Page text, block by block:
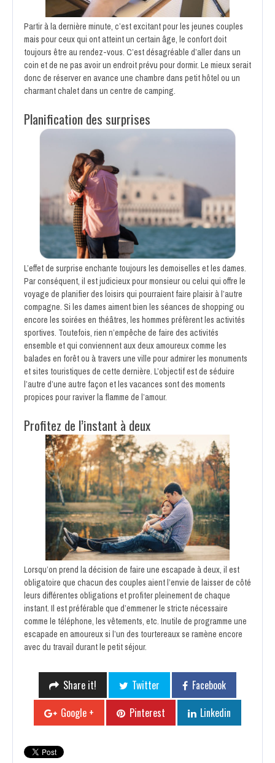
Partir à la dernière minute, c’est excitant pour les jeunes couples
mais pour ceux qui ont atteint un certain âge, le confort doit
toujours être au rendez-vous. C’est désagréable d’aller dans un
coin et de ne pas avoir un endroit prévu pour dormir. Le mieux serait
donc de réserver en avance une chambre dans petit hôtel ou un
charmant chalet dans un centre de camping.
Planification des surprises
L’effet de surprise enchante toujours les demoiselles et les dames.
Par conséquent, il est judicieux pour monsieur ou celui qui offre le
voyage de planifier des loisirs qui pourraient faire plaisir à l’autre
compagne. Si les dames aiment bien les séances de shopping ou
encore les soirées en théâtres, les hommes préfèrent les activités
sportives. Toutefois, rien n’empêche de faire des activités
ensemble et qui conviennent aux deux amoureux comme les
balades en forêt ou à travers une ville pour admirer les monuments
et sites touristiques de cette dernière. L’objectif est de séduire
l’autre d’une autre façon et les vacances sont des moments
propices pour raviver la flamme de l’amour.
Profitez de l’instant à deux
Lorsqu’on prend la décision de faire une escapade à deux, il est
obligatoire que chacun des couples aient l’envie de laisser de côté
leurs différentes obligations et profiter pleinement de chaque
instant. Il est préférable que d’emmener le stricte nécessaire
comme le téléphone, les vêtements, etc. Inutile de programme une
escapade en amoureux si l’un des tourtereaux se ramène encore
avec du travail durant le petit séjour.
Share it! Twitter
Facebook
Google +
Pinterest Linkedin